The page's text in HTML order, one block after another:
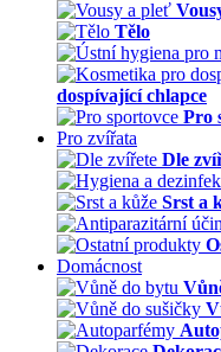
Tělo
dospívající chlapce
Pro
Pro zvířata
Dle
Srst a
Domácnost